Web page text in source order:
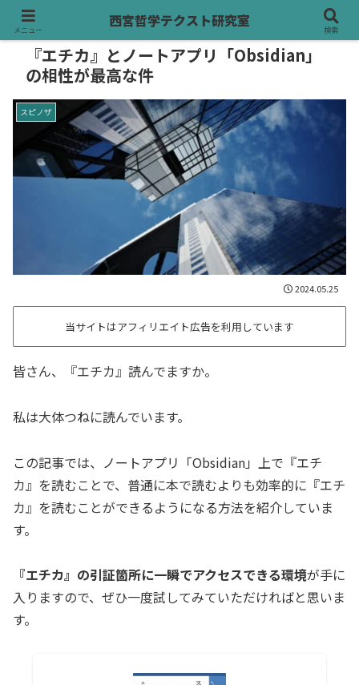
『エチカ』とノートアプリ「Obsidian」
の相性が最高な件
スピノザ
2024.05.25
当サイトはアフィリエイト広告を利用しています
皆さん、『エチカ』読んでますか。
私は大体つねに読んでいます。
この記事では、ノートアプリ「Obsidian」上で『エチ
カ』を読むことで、普通に本で読むよりも効率的に『エチ
カ』を読むことができるようになる方法を紹介していま
す。
『エチカ』の引証箇所に一瞬でアクセスできる環境が手に
入りますので、ぜひ一度試してみていただければと思いま
す。
メニュー
西宮哲学テクスト研究室
検索